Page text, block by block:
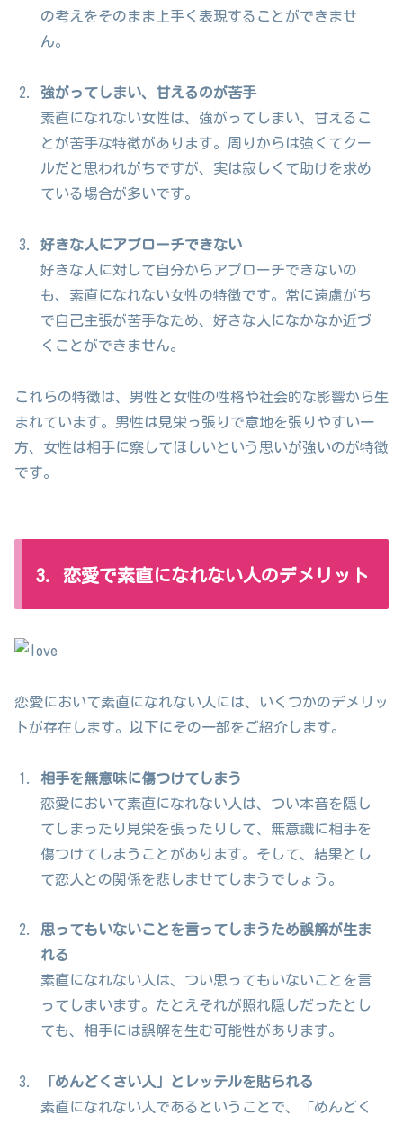
の考えをそのまま上手く表現することができませ
ん。
強がってしまい、甘えるのが苦手
素直になれない女性は、強がってしまい、甘えるこ
とが苦手な特徴があります。周りからは強くてクー
ルだと思われがちですが、実は寂しくて助けを求め
ている場合が多いです。
好きな人にアプローチできない
好きな人に対して自分からアプローチできないの
も、素直になれない女性の特徴です。常に遠慮がち
で自己主張が苦手なため、好きな人になかなか近づ
くことができません。
これらの特徴は、男性と女性の性格や社会的な影響から生
まれています。男性は見栄っ張りで意地を張りやすい一
方、女性は相手に察してほしいという思いが強いのが特徴
です。
3. 恋愛で素直になれない人のデメリット
恋愛において素直になれない人には、いくつかのデメリッ
トが存在します。以下にその一部をご紹介します。
相手を無意味に傷つけてしまう
恋愛において素直になれない人は、つい本音を隠し
てしまったり見栄を張ったりして、無意識に相手を
傷つけてしまうことがあります。そして、結果とし
て恋人との関係を悲しませてしまうでしょう。
思ってもいないことを言ってしまうため誤解が生ま
れる
素直になれない人は、つい思ってもいないことを言
ってしまいます。たとえそれが照れ隠しだったとし
ても、相手には誤解を生む可能性があります。
「めんどくさい人」とレッテルを貼られる
素直になれない人であるということで、「めんどく